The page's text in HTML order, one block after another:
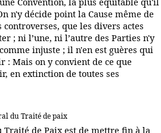
n'y décide point la Cause même de
que les divers actes
; ni l’une, ni l’autre des Parties n'y
injuste ; il n'en est guères qui
: Mais on y convient de ce que
en extinction de toutes ses
du Traité de paix
de Paix est de mettre fin à la